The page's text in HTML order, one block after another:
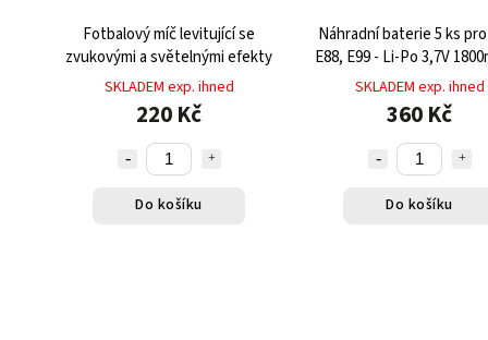
Fotbalový míč levitující se
zvukovými a světelnými efekty
SKLADEM exp. ihned
220 Kč
Do košíku
Náhradní baterie 5 ks
E88, E99 - Li-Po 3,7V
výdrží až 15 minut letu
SKLADEM exp. ihned
360 Kč
Do košíku